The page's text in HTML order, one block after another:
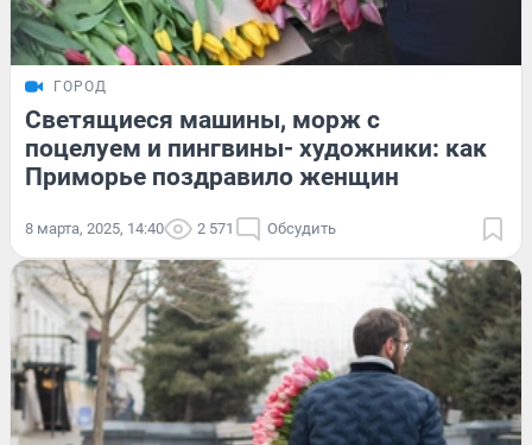
ГОРОД
Светящиеся машины, морж с
поцелуем и пингвины- художники: как
Приморье поздравило женщин
8 марта, 2025, 14:40 2 571 Обсудить